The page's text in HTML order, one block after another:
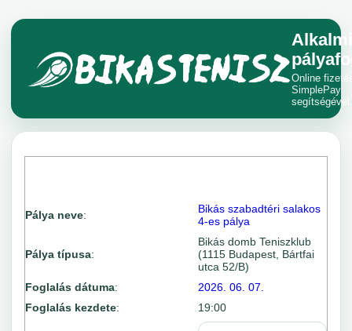
Alkalmi
Online
SimplePay
segítségével.
Pálya neve:
Bikás szabadtéri salakos
4-es pálya
Pálya típusa:
Bikás domb Teniszklub
(1115 Budapest, Bártfai
utca 52/B)
Foglalás dátuma:
2026. 06. 07.
Foglalás kezdete: 19:00